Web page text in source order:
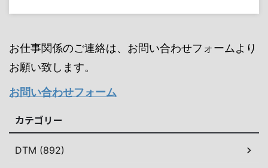
お仕事関係のご連絡は、お問い合わせフォームより
お願い致します。
お問い合わせフォーム
カテゴリー
DTM (892)